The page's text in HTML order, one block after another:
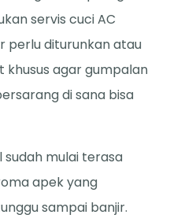
servis cuci AC
perlu diturunkan atau
khusus agar gumpalan
di sana bisa
mulai terasa
apek yang
sampai banjir.